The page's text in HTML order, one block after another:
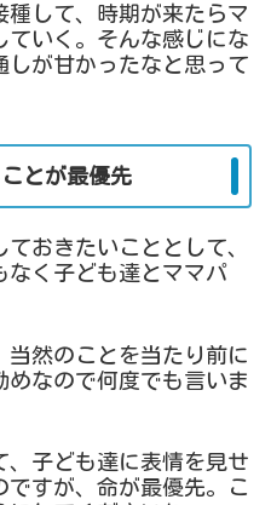
種して、時期が来たらマ
ていく。そんな感じにな
しが甘かったなと思って
とが最優先
おきたいこととして、
なく子ども達とママパ
然のことを当たり前に
なので何度でも言いま
子ども達に表情を見せ
すが、命が最優先。こ